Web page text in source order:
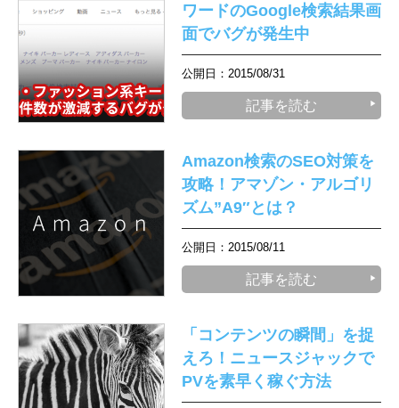
ワードのGoogle検索結果画
面でバグが発生中
公開日：2015/08/31
記事を読む
Amazon検索のSEO対策を
攻略！アマゾン・アルゴリ
ズム”A9″とは？
公開日：2015/08/11
記事を読む
「コンテンツの瞬間」を捉
えろ！ニュースジャックで
PVを素早く稼ぐ方法